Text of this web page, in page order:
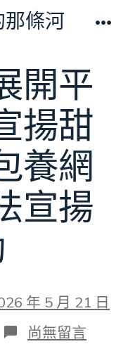
那條河
開平
揚甜
養網
宣揚
年 5 月 21 日
在
〈浙
尚無留言